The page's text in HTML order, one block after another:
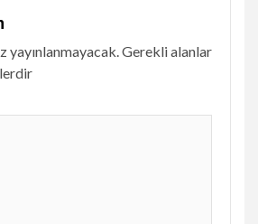
yayınlanmayacak.Gerekli alanlar